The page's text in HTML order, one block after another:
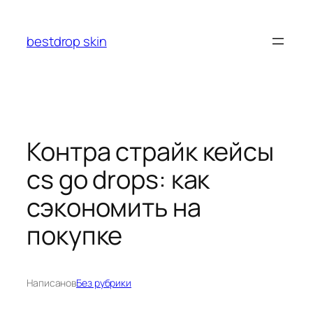
содержимому
bestdrop skin
Контра страйк кейсы
cs go drops: как
сэкономить на
покупке
НаписановБез рубрики